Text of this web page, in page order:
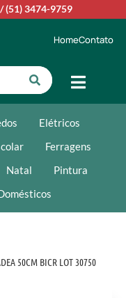
/(51) 3474-9759
HomeContato
Elétricos
Ferragens
Natal
Pintura
50CM BICR LOT 30750